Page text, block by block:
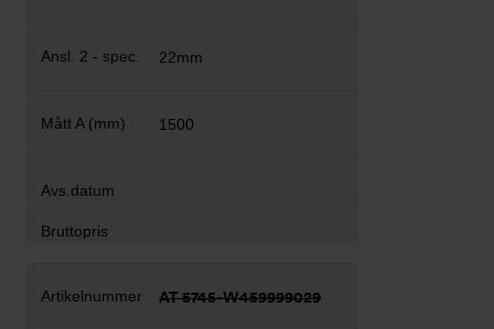
22mm
1500
AT 5745-W459999029